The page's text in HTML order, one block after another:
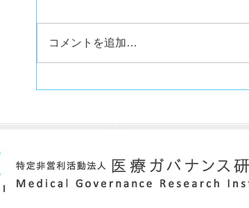
コメントを追加…